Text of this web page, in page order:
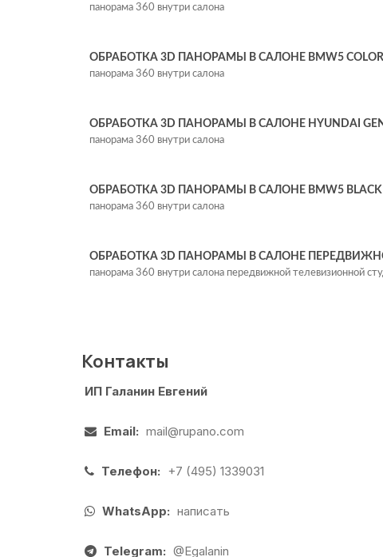
панорама 360 внутри салона
ОБРАБОТКА 3D ПАНОРАМЫ В САЛОНЕ BMW5 COLOR
панорама 360 внутри салона
ОБРАБОТКА 3D ПАНОРАМЫ В САЛОНЕ HYUNDAI
панорама 360 внутри салона
ОБРАБОТКА 3D ПАНОРАМЫ В САЛОНЕ BMW5 BLACK
панорама 360 внутри салона
ОБРАБОТКА 3D ПАНОРАМЫ В САЛОНЕ
панорама 360 внутри салона передвижной телевизионной
Контакты
ИП Галанин Евгений
Email: mail@rupano.com
Телефон: +7 (495) 1339031
WhatsApp: написать
Telegram: @Egalanin